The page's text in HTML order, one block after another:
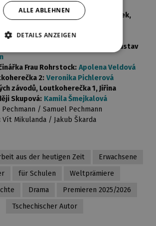
Futurista), Revoluční Kašpárek,
akordeon:
1, Jiří Trnka, bicí:
2, spolužák Cháchár, P. Páv, Gustav
Frau Rohrstock: Apolena Veldová
2: Veronika Pichlerová
závodů, Loutkoherečka 1, Jiřina
Skupová: Kamila Šmejkalová
/ Samuel Pechmann
Vít Mikulanda / Jakub Škarda
aus der heutigen Zeit
Erwachsene
für Schulen
Weltprämiere
Drama
Premieren 2025/2026
Tschechischer Autor
ALLE ABLEHNEN
DETAILS ANZEIGEN